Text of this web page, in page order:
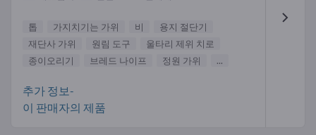
톱 가지치기는 가위 비
용지 절단기
재단사 가위
원림 도구
울타리 제위 치로
종이오리기
브레드 나이프 정원 가위 ...
추가 정보-
이 판매자의 제품